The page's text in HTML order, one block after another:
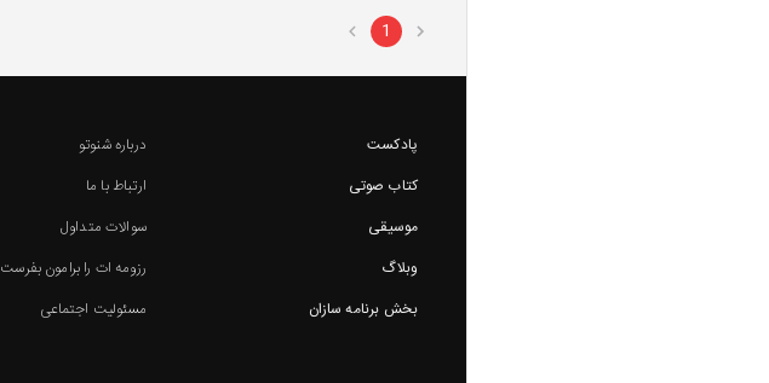
1
پادکست
کتاب صوتی
موسیقی
وبلاگ
بخش برنامه سازان
درباره شنوتو
ارتباط با ما
سوالات متداول
رزومه ات را برامون بفرست
مسئولیت اجتماعی